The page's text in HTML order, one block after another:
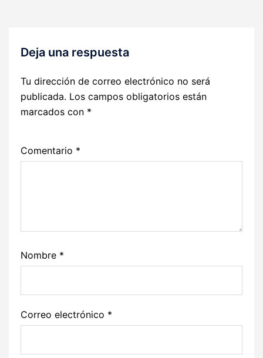
Deja una respuesta
Tu dirección de correo electrónico no será
publicada. Los campos obligatorios están
marcados con *
Comentario *
Nombre *
Correo electrónico *